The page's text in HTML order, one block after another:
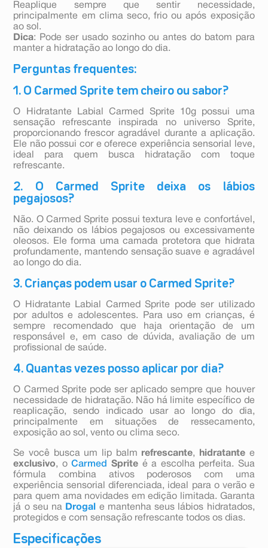
Reaplique sempre que sentir necessidade,
principalmente em clima seco, frio ou após exposição
ao sol.
Dica: Pode ser usado sozinho ou antes do batom para
manter a hidratação ao longo do dia.
Perguntas frequentes:
1. O Carmed Sprite tem cheiro ou sabor?
O Hidratante Labial Carmed Sprite 10g possui uma
sensação refrescante inspirada no universo Sprite,
proporcionando frescor agradável durante a aplicação.
Ele não possui cor e oferece experiência sensorial leve,
ideal para quem busca hidratação com toque
refrescante.
2. O Carmed Sprite deixa os lábios
pegajosos?
Não. O Carmed Sprite possui textura leve e confortável,
não deixando os lábios pegajosos ou excessivamente
oleosos. Ele forma uma camada protetora que hidrata
profundamente, mantendo sensação suave e agradável
ao longo do dia.
3. Crianças podem usar o Carmed Sprite?
O Hidratante Labial Carmed Sprite pode ser utilizado
por adultos e adolescentes. Para uso em crianças, é
sempre recomendado que haja orientação de um
responsável e, em caso de dúvida, avaliação de um
profissional de saúde.
4. Quantas vezes posso aplicar por dia?
O Carmed Sprite pode ser aplicado sempre que houver
necessidade de hidratação. Não há limite específico de
reaplicação, sendo indicado usar ao longo do dia,
principalmente em situações de ressecamento,
exposição ao sol, vento ou clima seco.
Se você busca um lip balm refrescante, hidratantee
exclusivo, oCarmed Spriteé a escolha perfeita. Sua
fórmula combina ativos poderosos com uma
experiência sensorial diferenciada, ideal para o verão e
para quem ama novidades em edição limitada. Garanta
já o seu na Drogal
e mantenha seus lábios hidratados,
protegidos e com sensação refrescante todos os dias.
Especificações